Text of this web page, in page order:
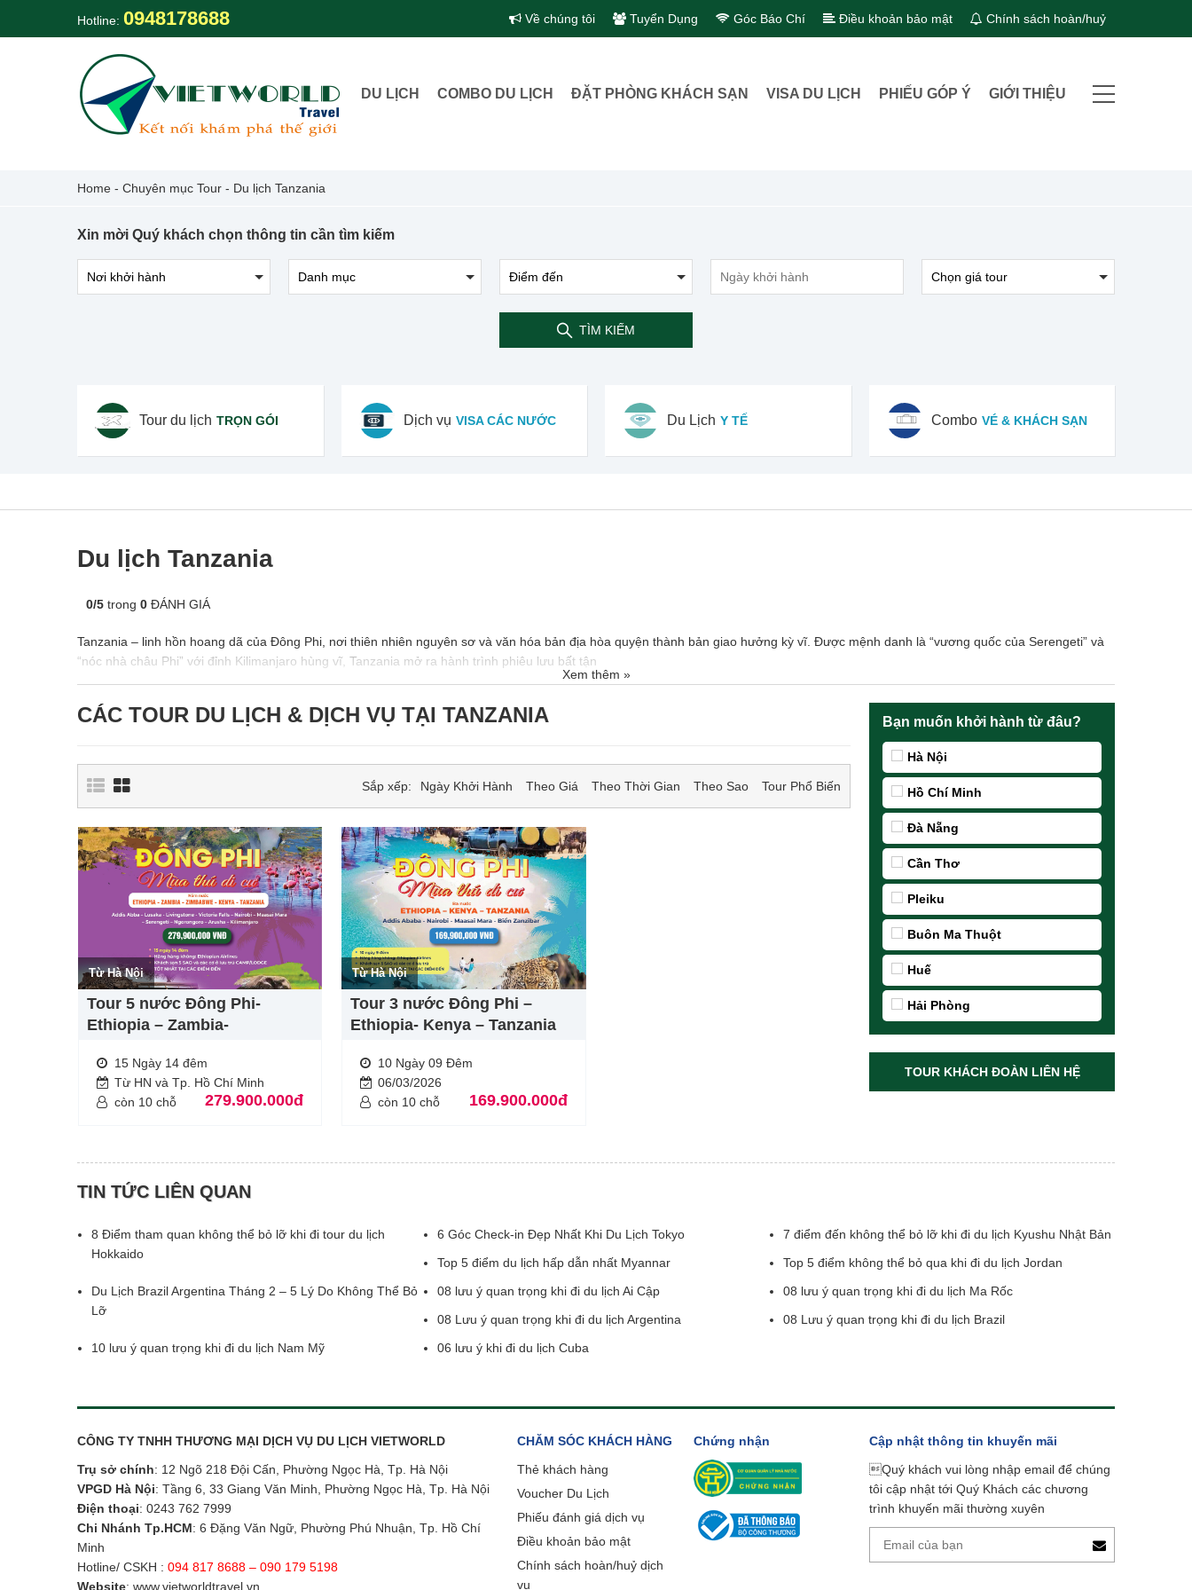
Hotline: 0948178688 Về chúng tôi Tuyển Dụng Góc Báo Chí Điều khoản bảo mật Chính sách hoàn/huỷ
DU LỊCH COMBO DU LỊCH ĐẶT PHÒNG KHÁCH SẠN VISA DU LỊCH PHIẾU GÓP Ý GIỚI THIỆU
Home - Chuyên mục Tour - Du lịch Tanzania
Xin mời Quý khách chọn thông tin cần tìm kiếm
TÌM KIẾM
Tour du lịch TRỌN GÓI Dịch vụ VISA CÁC NƯỚC Du Lịch Y TẾ Combo VÉ & KHÁCH SẠN
Du lịch Tanzania
0/5 trong 0 ĐÁNH GIÁ
Tanzania – linh hồn hoang dã của Đông Phi, nơi thiên nhiên nguyên sơ và văn hóa bản địa hòa quyện thành bản giao hưởng kỳ vĩ. Được mệnh danh là “vương quốc của Serengeti” và
“nóc nhà châu Phi” với đỉnh Kilimanjaro hùng vĩ, Tanzania mở ra hành trình phiêu lưu bất tận
Xem thêm »
Bạn muốn khởi hành từ đâu?
Hà Nội
Hồ Chí Minh
Đà Nẵng
Cần Thơ
Pleiku
Buôn Ma Thuột
Huế
Hải Phòng
TOUR KHÁCH ĐOÀN LIÊN HỆ
CÁC TOUR DU LỊCH & DỊCH VỤ TẠI TANZANIA
Sắp xếp: Ngày Khởi Hành Theo Giá Theo Thời Gian Theo Sao Tour Phổ Biến
Từ Hà Nội
Tour 5 nước Đông Phi-
Ethiopia – Zambia-
15 Ngày 14 đêm
Từ HN và Tp. Hồ Chí Minh
còn 10 chỗ
279.900.000đ
Từ Hà Nội
Tour 3 nước Đông Phi –
Ethiopia- Kenya – Tanzania
10 Ngày 09 Đêm
06/03/2026
còn 10 chỗ
169.900.000đ
TIN TỨC LIÊN QUAN
8 Điểm tham quan không thể bỏ lỡ khi đi tour du lịch
Hokkaido
6 Góc Check-in Đẹp Nhất Khi Du Lịch Tokyo
7 điểm đến không thể bỏ lỡ khi đi du lịch Kyushu Nhật Bản
Top 5 điểm du lịch hấp dẫn nhất Myannar
Top 5 điểm không thể bỏ qua khi đi du lịch Jordan
Du Lịch Brazil Argentina Tháng 2 – 5 Lý Do Không Thể Bỏ
Lỡ
08 lưu ý quan trọng khi đi du lịch Ai Cập
08 lưu ý quan trọng khi đi du lịch Ma Rốc
08 Lưu ý quan trọng khi đi du lịch Argentina
08 Lưu ý quan trọng khi đi du lịch Brazil
10 lưu ý quan trọng khi đi du lịch Nam Mỹ
06 lưu ý khi đi du lịch Cuba
CÔNG TY TNHH THƯƠNG MẠI DỊCH VỤ DU LỊCH VIETWORLD
Trụ sở chính: 12 Ngõ 218 Đội Cấn, Phường Ngọc Hà, Tp. Hà Nội
VPGD Hà Nội: Tầng 6, 33 Giang Văn Minh, Phường Ngọc Hà, Tp. Hà Nội
Điện thoại: 0243 762 7999
Chi Nhánh Tp.HCM: 6 Đặng Văn Ngữ, Phường Phú Nhuận, Tp. Hồ Chí
Minh
Hotline/ CSKH : 094 817 8688 – 090 179 5198
Website: www.vietworldtravel.vn
CHĂM SÓC KHÁCH HÀNG
Thẻ khách hàng
Voucher Du Lịch
Phiếu đánh giá dịch vụ
Điều khoản bảo mật
Chính sách hoàn/huỷ dịch
vụ
Chứng nhận
Cập nhật thông tin khuyến mãi
Quý khách vui lòng nhập email để chúng
tôi cập nhật tới Quý Khách các chương
trình khuyến mãi thường xuyên